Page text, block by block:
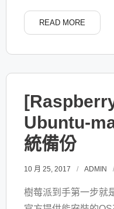
READ MORE
Ubuntu-
統備份
10 月 25, 2017 ADMIN
樹莓派到手第一步就